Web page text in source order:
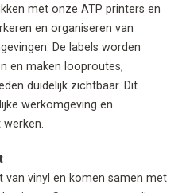
met onze ATP printers en
en organiseren van
De labels worden
en maken looproutes,
duidelijk zichtbaar. Dit
werkomgeving en
van vinyl en komen samen met